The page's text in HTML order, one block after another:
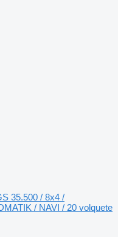
35.500 / 8x4 /
/ NAVI / 20 volquete